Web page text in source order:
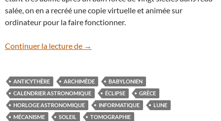
salée, on en a recréé une copie virtuelle et animée sur
ordinateur pour la faire fonctionner.
Continuer la lecture de La machine d’Anticythère aurait plus de
→
ANTICYTHÈRE ARCHIMÈDE
BABYLONIEN
CALENDRIER ASTRONOMIQUE
ÉCLIPSE
GRÈCE
HORLOGE ASTRONOMIQUE
INFORMATIQUE
LUNE
MÉCANISME
SOLEIL TOMOGRAPHIE